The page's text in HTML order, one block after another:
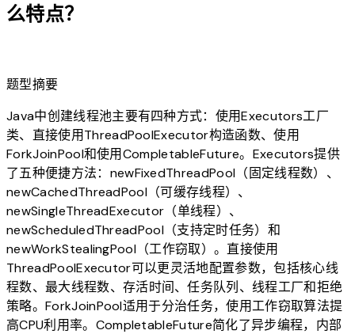
么特点？
题型摘要
Java中创建线程池主要有四种方式：使用Executors工厂
类、直接使用ThreadPoolExecutor构造函数、使用
ForkJoinPool和使用CompletableFuture。Executors提供
了五种便捷方法：newFixedThreadPool（固定线程数）、
newCachedThreadPool（可缓存线程）、
newSingleThreadExecutor（单线程）、
newScheduledThreadPool（支持定时任务）和
newWorkStealingPool（工作窃取）。直接使用
ThreadPoolExecutor可以更灵活地配置参数，包括核心线
程数、最大线程数、存活时间、任务队列、线程工厂和拒绝
策略。ForkJoinPool适用于分治任务，使用工作窃取算法提
高CPU利用率。CompletableFuture简化了异步编程，内部